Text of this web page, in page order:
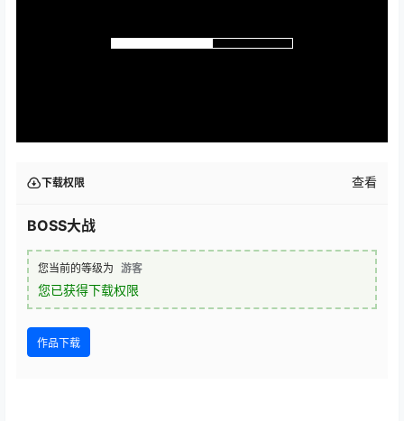
下载权限 查看
BOSS大战
您当前的等级为 游客
您已获得下载权限
作品下载